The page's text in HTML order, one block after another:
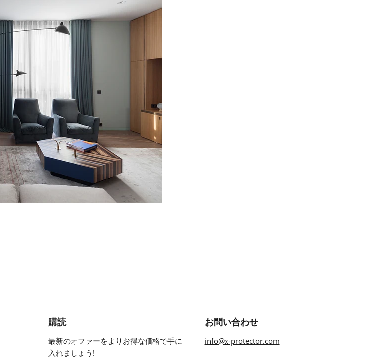
購読
最新のオファーをよりお得な価格で手に
入れましょう!
お問い合わせ
info@x-protector.com